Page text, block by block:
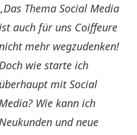
Thema Social Media
auch für uns Coiffeure
mehr wegzudenken!
Doch wie starte ich
überhaupt mit Social
Media? Wie kann ich
Neukunden und neue